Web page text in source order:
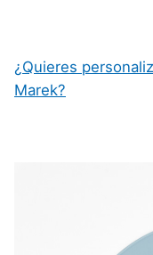
¿Quieres
Marek?